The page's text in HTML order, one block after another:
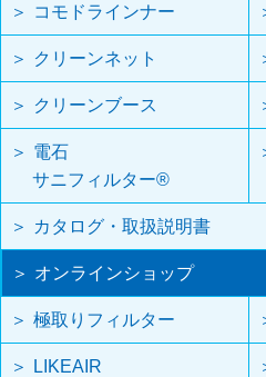
コモドラインナー
クリーンネット
クリーンブース
電石
サニフィルター®
カタログ・取扱説明書
オンラインショップ
極取りフィルター
LIKEAIR